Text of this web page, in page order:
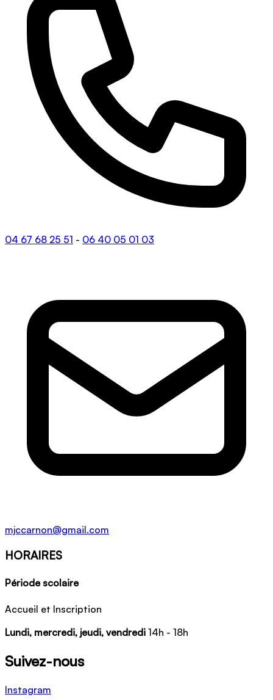
04 67 68 25 51 - 06 40 05 01 03
mjccarnon@gmail.com
HORAIRES
Période scolaire
Accueil et Inscription
Lundi, mercredi, jeudi, vendredi 14h - 18h
Suivez-nous
Instagram